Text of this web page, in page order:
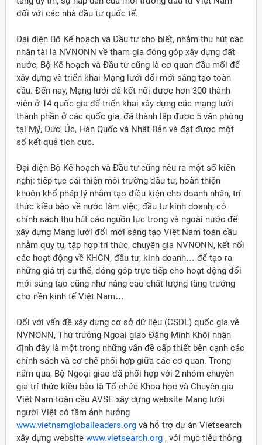
đối với các nhà đầu tư quốc tế.
Đại diện Bộ Kế hoạch và Đầu tư cho biết, nhằm thu hút các
nhân tài là NVNONN về tham gia đóng góp xây dựng đất
nước, Bộ Kế hoạch và Đầu tư cũng là cơ quan đầu mối để
xây dựng và triển khai Mạng lưới đổi mới sáng tạo toàn
cầu. Đến nay, Mạng lưới đã kết nối được hơn 300 thành
viên ở 14 quốc gia để triển khai xây dựng các mạng lưới
thành phần ở các quốc gia, đã thành lập được 5 văn phòng
tại Mỹ, Đức, Úc, Hàn Quốc và Nhật Bản và đạt được một
số kết quả tích cực.
Đại diện Bộ Kế hoạch và Đầu tư cũng nêu ra một số kiến
nghị: tiếp tục cải thiện môi trường đầu tư, hoàn thiện
khuôn khổ pháp lý nhằm tạo điều kiện cho doanh nhân, trí
thức kiều bào về nước làm việc, đầu tư kinh doanh; có
chính sách thu hút các nguồn lực trong và ngoài nước để
xây dựng Mạng lưới đổi mới sáng tạo Việt Nam toàn cầu
nhằm quy tụ, tập hợp trí thức, chuyên gia NVNONN, kết nối
các hoạt động về KHCN, đầu tư, kinh doanh… để tạo ra
những giá trị cụ thể, đóng góp trực tiếp cho hoạt động đổi
mới sáng tạo cũng như nâng cao chất lượng tăng trưởng
cho nền kinh tế Việt Nam…
Đối với vấn đề xây dựng cơ sở dữ liệu (CSDL) quốc gia về
NVNONN, Thứ trưởng Ngoại giao Đặng Minh Khôi nhận
định đây là một trong những vấn đề cấp thiết bên cạnh các
chính sách và cơ chế phối hợp giữa các cơ quan. Trong
năm qua, Bộ Ngoại giao đã phối hợp với 2 nhóm chuyên
gia trí thức kiều bào là Tổ chức Khoa học và Chuyên gia
Việt Nam toàn cầu AVSE xây dựng website Mạng lưới
người Việt có tầm ảnh hưởng
www.vietnamgloballeaders.org và hỗ trợ dự án Vietsearch
xây dựng website www.vietsearch.org , với mục tiêu thông